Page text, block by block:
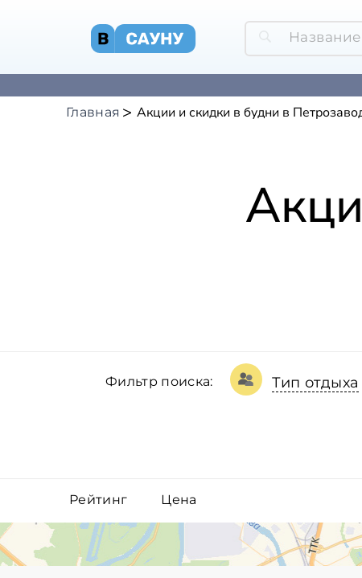
Главная Акции и скидки в будни в
Фильтр поиска: Тип отдыха
Рейтинг Цена